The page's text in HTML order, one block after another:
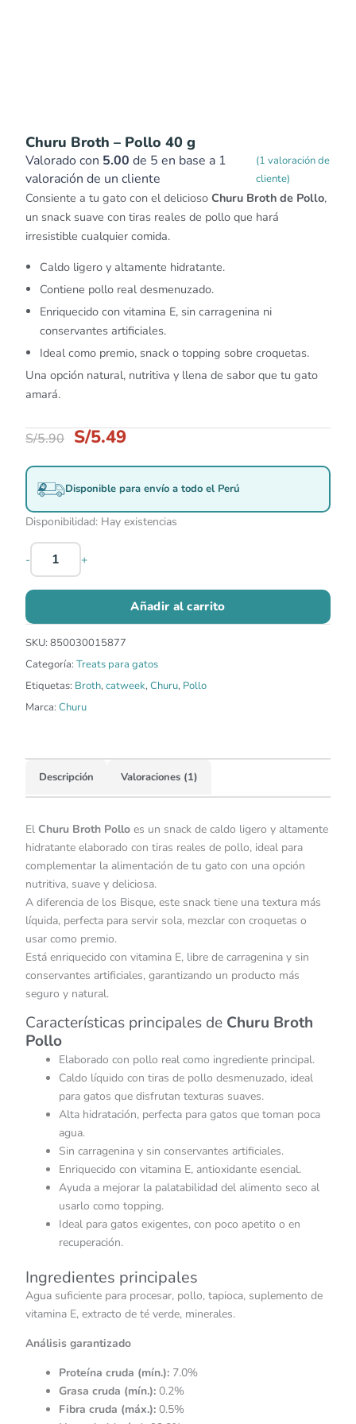
Churu Broth – Pollo 40 g
Valorado con 5.00 de 5 en base a 1
valoración de un cliente
(1 valoración de
cliente)
Consiente a tu gato con el delicioso Churu Broth de Pollo,
un snack suave con tiras reales de pollo que hará
irresistible cualquier comida.
Caldo ligero y altamente hidratante.
Contiene pollo real desmenuzado.
Enriquecido con vitamina E, sin carragenina ni
conservantes artificiales.
Ideal como premio, snack o topping sobre croquetas.
Una opción natural, nutritiva y llena de sabor que tu gato
amará.
S/5.90 S/5.49
Disponible para envío a todo el Perú
Disponibilidad: Hay existencias
- +
Añadir al carrito
SKU: 850030015877
Categoría: Treats para gatos
Etiquetas: Broth,catweek,Churu, Pollo
Marca: Churu
Descripción Valoraciones (1)
El Churu Broth Pollo es un snack de caldo ligero y altamente
hidratante elaborado con tiras reales de pollo, ideal para
complementar la alimentación de tu gato con una opción
nutritiva, suave y deliciosa.
A diferencia de los Bisque, este snack tiene una textura más
líquida, perfecta para servir sola, mezclar con croquetas o
usar como premio.
Está enriquecido con vitamina E, libre de carragenina y sin
conservantes artificiales, garantizando un producto más
seguro y natural.
Características principales de Churu Broth
Pollo
Elaborado con pollo real como ingrediente principal.
Caldo líquido con tiras de pollo desmenuzado, ideal
para gatos que disfrutan texturas suaves.
Alta hidratación, perfecta para gatos que toman poca
agua.
Sin carragenina y sin conservantes artificiales.
Enriquecido con vitamina E, antioxidante esencial.
Ayuda a mejorar la palatabilidad del alimento seco al
usarlo como topping.
Ideal para gatos exigentes, con poco apetito o en
recuperación.
Ingredientes principales
Agua suficiente para procesar, pollo, tapioca, suplemento de
vitamina E, extracto de té verde, minerales.
Análisis garantizado
Proteína cruda (mín.): 7.0%
Grasa cruda (mín.): 0.2%
Fibra cruda (máx.): 0.5%